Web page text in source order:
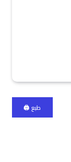
طبع 🖨